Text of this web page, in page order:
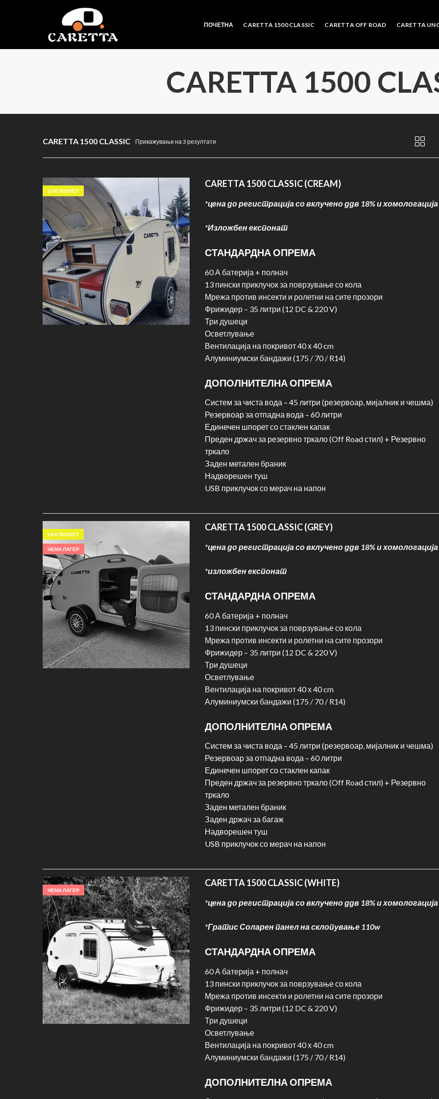
ПОЧЕТНА CARETTA 1500 CLASSIC CARETTA OFF ROAD CARETTA
CARETTA 1500
CARETTA 1500 CLASSIC Прикажување на 3 резултати
25% ПОПУСТ
CARETTA 1500 CLASSIC (CREAM)
*цена до регистрација со вклучено ддв 18% и хомологација
*Изложбен експонат
СТАНДАРДНА ОПРЕМА
60 А батерија + полнач
13 пински приклучок за поврзување со кола
Мрежа против инсекти и ролетни на сите прозори
Фрижидер – 35 литри (12 DC & 220 V)
Три душеци
Осветлување
Вентилација на покривот 40 х 40 cm
Алуминиумски бандажи (175 / 70 / R14)
ДОПОЛНИТЕЛНА ОПРЕМА
Систем за чиста вода – 45 литри (резервоар, мијалник и чешма)
Резервоар за отпадна вода – 60 литри
Единечен шпорет со стаклен капак
Преден држач за резервно тркало (Off Road стил) + Резервно
тркало
Заден метален браник
Надворешен туш
USB приклучок со мерач на напон
24% ПОПУСТ
НЕМА ЛАГЕР
CARETTA 1500 CLASSIC (GREY)
*цена до регистрација со вклучено ддв 18% и хомологација
*изложбен експонат
СТАНДАРДНА ОПРЕМА
60 А батерија + полнач
13 пински приклучок за поврзување со кола
Мрежа против инсекти и ролетни на сите прозори
Фрижидер – 35 литри (12 DC & 220 V)
Три душеци
Осветлување
Вентилација на покривот 40 х 40 cm
Алуминиумски бандажи (175 / 70 / R14)
ДОПОЛНИТЕЛНА ОПРЕМА
Систем за чиста вода – 45 литри (резервоар, мијалник и чешма)
Резервоар за отпадна вода – 60 литри
Единечен шпорет со стаклен капак
Преден држач за резервно тркало (Off Road стил) + Резервно
тркало
Заден метален браник
Заден држач за багаж
Надворешен туш
USB приклучок со мерач на напон
НЕМА ЛАГЕР
CARETTA 1500 CLASSIC (WHITE)
*цена до регистрација со вклучено ддв 18% и хомологација
*Гратис Соларен панел на склопување 110w
СТАНДАРДНА ОПРЕМА
60 А батерија + полнач
13 пински приклучок за поврзување со кола
Мрежа против инсекти и ролетни на сите прозори
Фрижидер – 35 литри (12 DC & 220 V)
Три душеци
Осветлување
Вентилација на покривот 40 х 40 cm
Алуминиумски бандажи (175 / 70 / R14)
ДОПОЛНИТЕЛНА ОПРЕМА